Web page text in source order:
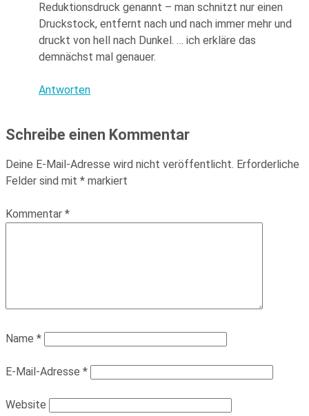
Reduktionsdruck genannt – man schnitzt nur einen
Druckstock, entfernt nach und nach immer mehr und
druckt von hell nach Dunkel. … ich erkläre das
demnächst mal genauer.
Antworten
Schreibe einen Kommentar
Deine E-Mail-Adresse wird nicht veröffentlicht. Erforderliche
Felder sind mit * markiert
Kommentar *
Name *
E-Mail-Adresse *
Website